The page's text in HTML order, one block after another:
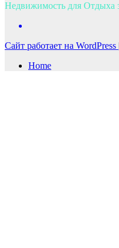
Недвижимость для Отдыха
Сайт работает на WordPress
Home